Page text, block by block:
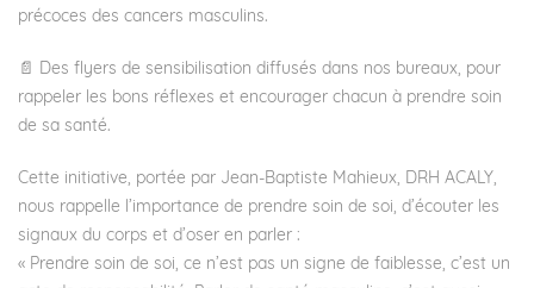
précoces des cancers masculins.
📄 Des flyers de sensibilisation diffusés dans nos bureaux, pour
rappeler les bons réflexes et encourager chacun à prendre soin
de sa santé.
Cette initiative, portée par Jean-Baptiste Mahieux, DRH ACALY,
nous rappelle l’importance de prendre soin de soi, d’écouter les
signaux du corps et d’oser en parler :
« Prendre soin de soi, ce n’est pas un signe de faiblesse, c’est un